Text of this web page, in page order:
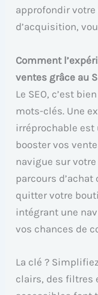
approfondir
d’acquisition,
Comment
ventes grâce au
Le SEO, c’est
mots-clés. Une
irréprochable
booster vos
navigue sur
parcours
quitter votre
intégrant une
vos chances de
La clé ?
clairs, des filtres